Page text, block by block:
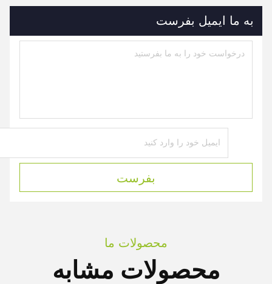
به ما ایمیل بفرست
بفرست
محصولات ما
محصولات مشابه